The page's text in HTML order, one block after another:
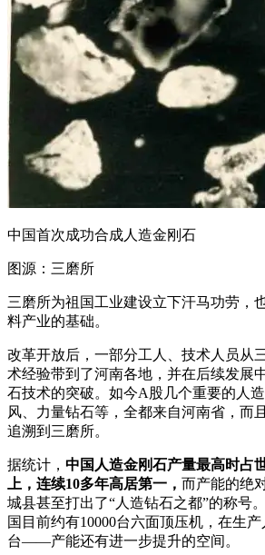
中国首次成功合成人造金刚石
图源：三磨所
三磨所为祖国工业建设立下汗马功劳，
料产业的基础。
改革开放后，一部分工人、技术人员从
术经验带到了河南各地，并在后续发展
石技术的突破。如今A股几个重要的人
风、力量钻石等，全都来自河南省，而
追溯到三磨所。
据统计， 中国人造金刚石产量最高时占
上，连续10多年高居第一， 而产能的绝
城县甚至打出了“人造钻石之都”的称号
国目前约有10000台六面顶压机，在生
台——产能还有进一步提升的空间。